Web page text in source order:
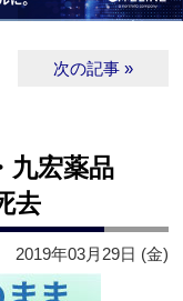
次の記事 »
九宏薬品
去
2019年03月29日 (金)